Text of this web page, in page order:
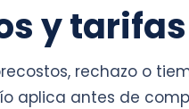
y
rechazo o
aplica antes de